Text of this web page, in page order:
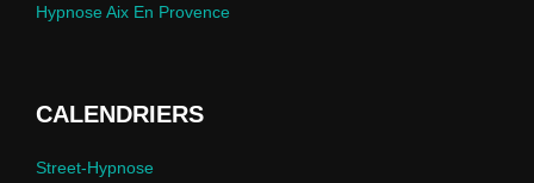
Hypnose Aix En Provence
CALENDRIERS
Street-Hypnose